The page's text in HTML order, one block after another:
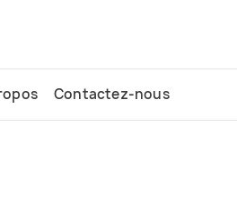
Contactez-nous